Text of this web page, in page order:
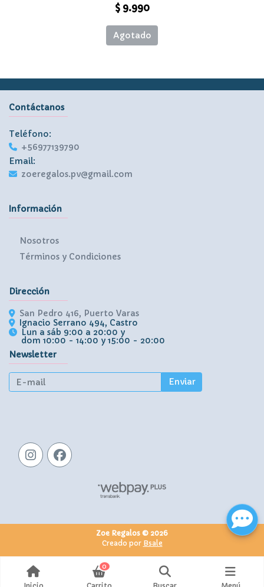
$ 9.990
Agotado
Contáctanos
Teléfono:
+56977139790
Email:
zoeregalos.pv@gmail.com
Información
Nosotros
Términos y Condiciones
Dirección
San Pedro 416, Puerto Varas
Ignacio Serrano 494, Castro
Lun a sáb 9:00 a 20:00 y
dom 10:00 - 14:00 y 15:00 - 20:00
Newsletter
Enviar
Zoe Regalos © 2026
Creado por Bsale
0